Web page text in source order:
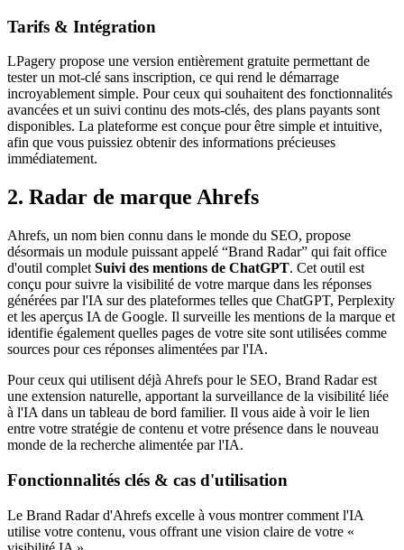
Tarifs & Intégration
LPagery propose une version entièrement gratuite permettant de
tester un mot-clé sans inscription, ce qui rend le démarrage
incroyablement simple. Pour ceux qui souhaitent des fonctionnalités
avancées et un suivi continu des mots-clés, des plans payants sont
disponibles. La plateforme est conçue pour être simple et intuitive,
afin que vous puissiez obtenir des informations précieuses
immédiatement.
2. Radar de marque Ahrefs
Ahrefs, un nom bien connu dans le monde du SEO, propose
désormais un module puissant appelé “Brand Radar” qui fait office
d'outil complet Suivi des mentions de ChatGPT. Cet outil est
conçu pour suivre la visibilité de votre marque dans les réponses
générées par l'IA sur des plateformes telles que ChatGPT, Perplexity
et les aperçus IA de Google. Il surveille les mentions de la marque et
identifie également quelles pages de votre site sont utilisées comme
sources pour ces réponses alimentées par l'IA.
Pour ceux qui utilisent déjà Ahrefs pour le SEO, Brand Radar est
une extension naturelle, apportant la surveillance de la visibilité liée
à l'IA dans un tableau de bord familier. Il vous aide à voir le lien
entre votre stratégie de contenu et votre présence dans le nouveau
monde de la recherche alimentée par l'IA.
Fonctionnalités clés & cas d'utilisation
Le Brand Radar d'Ahrefs excelle à vous montrer comment l'IA
utilise votre contenu, vous offrant une vision claire de votre «